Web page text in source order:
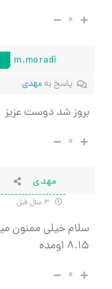
۰
m.moradi
پاسخ بهمهدی
بروز شد دوست عزیز
۰
مهدی
سلام خیلی ممنون
۸.۱۵ اومده
۰